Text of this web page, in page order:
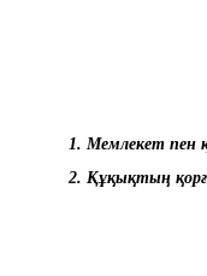
1. Мемлекет пен
2. Құқықтың